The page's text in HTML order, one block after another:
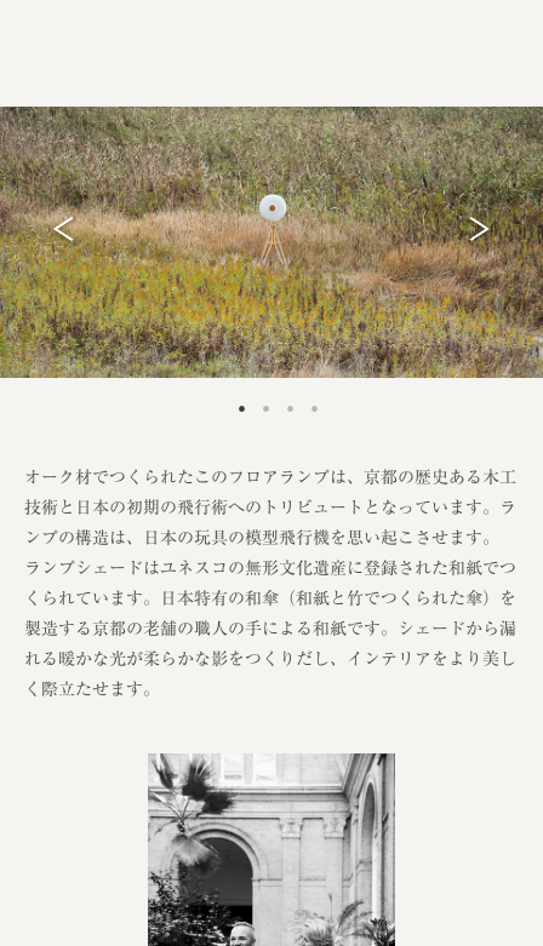
オーク材でつくられたこのフロアランプは、京都の歴史ある木工
技術と日本の初期の飛行術へのトリビュートとなっています。ラ
ンプの構造は、日本の玩具の模型飛行機を思い起こさせます。
ランプシェードはユネスコの無形文化遺産に登録された和紙でつ
くられています。日本特有の和傘（和紙と竹でつくられた傘）を
製造する京都の老舗の職人の手による和紙です。シェードから漏
れる暖かな光が柔らかな影をつくりだし、インテリアをより美し
く際立たせます。